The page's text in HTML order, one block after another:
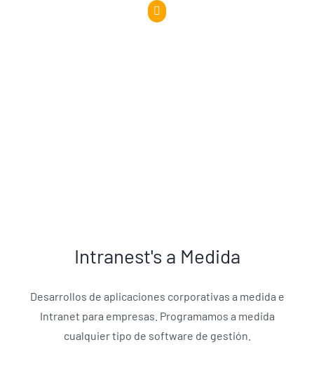
Intranest's a Medida
Desarrollos de aplicaciones corporativas a medida e
Intranet para empresas. Programamos a medida
cualquier tipo de software de gestión.